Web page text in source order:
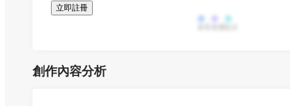
立即註冊
創作內容分析